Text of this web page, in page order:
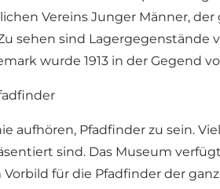
Vereins Junger Männer,
sehen sind Lagergegenstände
wurde 1913 in der Gegend
aufhören, Pfadfinder zu sein.
sind. Das Museum
für die Pfadfinder der